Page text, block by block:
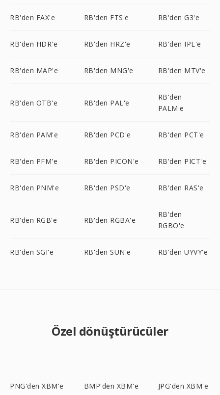
RB'den FAX'e RB'den FTS'e RB'den G3'e
RB'den HDR'e RB'den HRZ'e RB'den IPL'e
RB'den MAP'e RB'den MNG'e RB'den MTV'e
RB'den OTB'e RB'den PAL'e
RB'den
PALM'e
RB'den PAM'e RB'den PCD'e RB'den PCT'e
RB'den PFM'e RB'den PICON'e RB'den PICT'e
RB'den PNM'e RB'den PSD'e RB'den RAS'e
RB'den RGB'e RB'den RGBA'e
RB'den
RGBO'e
RB'den SGI'e RB'den SUN'e RB'den UYVY'e
Özel dönüştürücüler
PNG'den XBM'e BMP'den XBM'e JPG'den XBM'e